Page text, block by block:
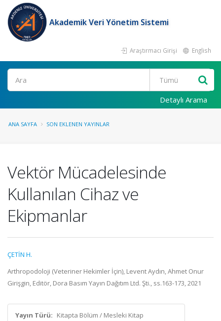
Akademik Veri Yönetim Sistemi
Araştırmacı Girişi English
Ara
Detaylı Arama
ANA SAYFA SON EKLENEN YAYINLAR
Vektör Mücadelesinde
Kullanılan Cihaz ve
Ekipmanlar
ÇETİN H.
Arthropodoloji (Veteriner Hekimler İçin), Levent Aydın, Ahmet Onur
Girişgin, Editör, Dora Basım Yayın Dağıtım Ltd. Şti., ss.163-173, 2021
Yayın Türü: Kitapta Bölüm / Mesleki Kitap